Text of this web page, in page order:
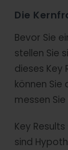
Die
Bevor Sie
stellen Sie
dieses Key
können Sie
messen
Key
sind